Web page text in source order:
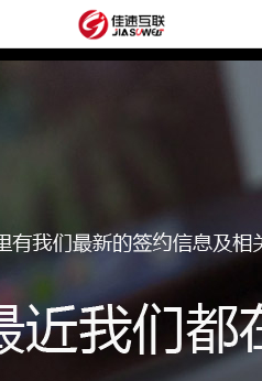
建
板
音
获
阿
里
经